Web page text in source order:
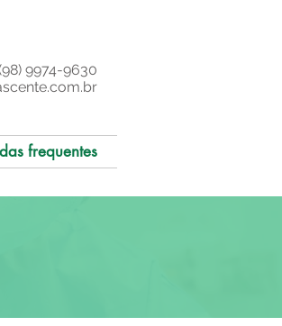
9974-9630
frequentes